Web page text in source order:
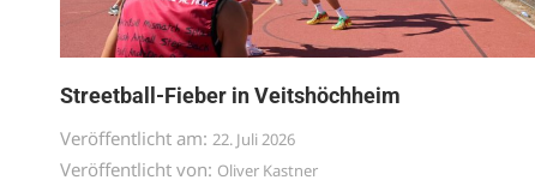
Streetball-Fieber in Veitshöchheim
Veröffentlicht am: 22. Juli 2026
Veröffentlicht von: Oliver Kastner